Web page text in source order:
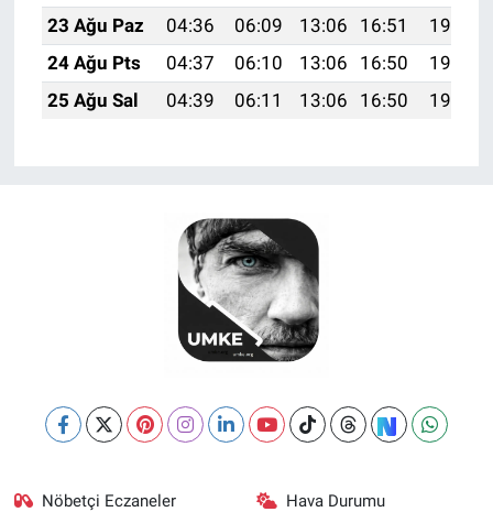
23 Ağu Paz
04:36 06:09 13:06 16:51
19:53
24 Ağu Pts
04:37 06:10 13:06 16:50
19:52
25 Ağu Sal
04:39 06:11 13:06 16:50 19:50
Nöbetçi Eczaneler Hava Durumu